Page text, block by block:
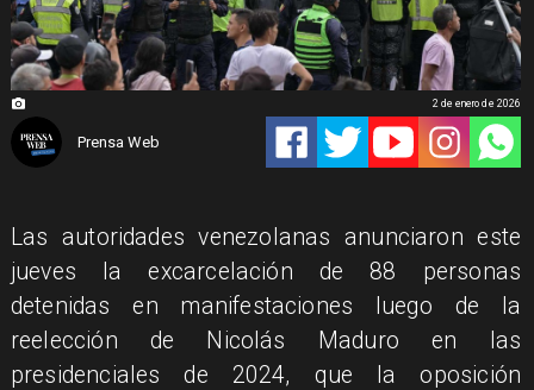
Prensa Web
2 de enero de 2026
Las autoridades venezolanas anunciaron este
jueves la excarcelación de 88 personas
detenidas en manifestaciones luego de la
reelección de Nicolás Maduro en las
presidenciales de 2024, que la oposición